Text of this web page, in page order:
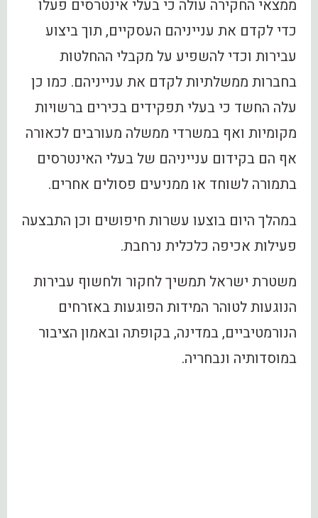
ממצאי החקירה עולה כי בעלי אינטרסים פעלו
כדי לקדם את ענייניהם העסקיים, תוך ביצוע
עבירות וכדי להשפיע על מקבלי ההחלטות
בחברות ממשלתיות לקדם את ענייניהם. כמו כן
עלה החשד כי בעלי תפקידים בכירים ברשויות
מקומיות ואף במשרדי ממשלה מעורבים לכאורה
אף הם בקידום ענייניהם של בעלי האינטרסים
בתמורה לשוחד או ממניעים פסולים אחרים.
במהלך היום בוצעו עשרות חיפושים וכן התבצעה
פעילות אכיפה כלכלית נרחבת.
משטרת ישראל תמשיך לחקור ולחשוף עבירות
הנוגעות לטוהר המידות הפוגעות באזרחים
הנורמטיביים, במדינה, בקופתה ובאמון הציבור
במוסדותיה ונבחריה.